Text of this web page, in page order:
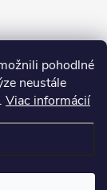
pohodlné
neustále
Viac informácií